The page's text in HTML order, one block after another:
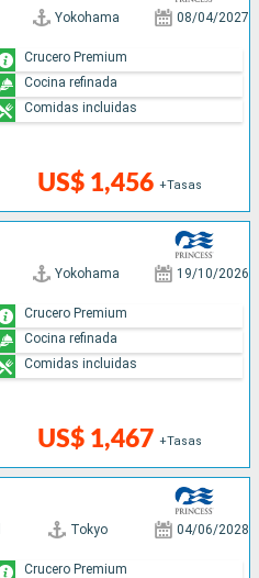
Yokohama 08/04/2027
US$ 1,456 +Tasas
Crucero Premium
Cocina refinada
Comidas incluidas
Yokohama 19/10/2026
US$ 1,467 +Tasas
Crucero Premium
Cocina refinada
Comidas incluidas
Tokyo 04/06/2028
Crucero Premium